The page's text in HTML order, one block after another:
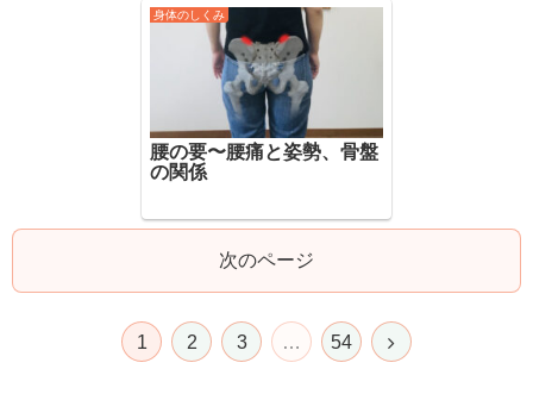
身体のしくみ
腰の要〜腰痛と姿勢、骨盤
の関係
次のページ
1 2 3 … 54